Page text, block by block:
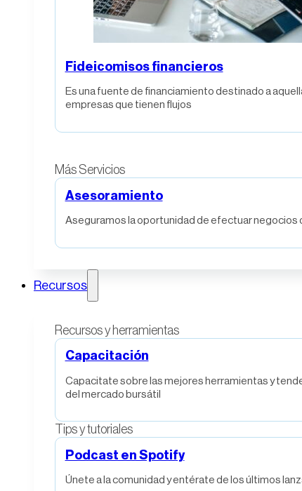
Fideicomisos financieros
Es una fuente de financiamiento destinado a
empresas que tienen flujos
Más Servicios
Asesoramiento
Aseguramos la oportunidad de efectuar negocios
Recursos
Recursos y herramientas
Capacitación
Capacitate sobre las mejores herramientas y
del mercado bursátil
Tips y tutoriales
Podcast en Spotify
Únete a la comunidad y entérate de los últimos